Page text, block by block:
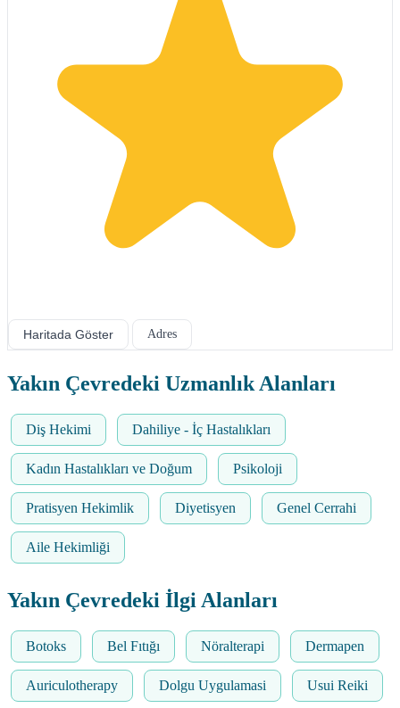
Haritada Göster Adres
Yakın Çevredeki Uzmanlık Alanları
Diş Hekimi Dahiliye - İç Hastalıkları
Kadın Hastalıkları ve Doğum Psikoloji
Pratisyen Hekimlik Diyetisyen Genel Cerrahi
Aile Hekimliği
Yakın Çevredeki İlgi Alanları
Botoks Bel Fıtığı Nöralterapi Dermapen
Auriculotherapy Dolgu Uygulamasi Usui Reiki